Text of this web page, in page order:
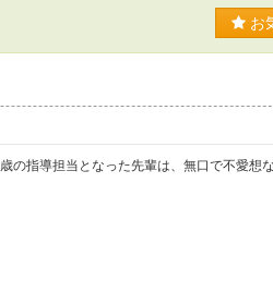
お
の指導担当となった先輩は、無口で不愛想